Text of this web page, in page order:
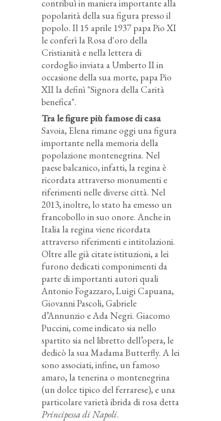
contribuì in maniera importante alla
popolarità della sua figura presso il
popolo. Il 15 aprile 1937 papa Pio XI
le conferì la Rosa d'oro della
Cristianità e nella lettera di
cordoglio inviata a Umberto II in
occasione della sua morte, papa Pio
XII la definì "Signora della Carità
benefica".
Tra le figure più famose di casa
Savoia, Elena rimane oggi una figura
importante nella memoria della
popolazione montenegrina. Nel
paese balcanico, infatti, la regina è
ricordata attraverso monumenti e
riferimenti nelle diverse città. Nel
2013, inoltre, lo stato ha emesso un
francobollo in suo onore. Anche in
Italia la regina viene ricordata
attraverso riferimenti e intitolazioni.
Oltre alle già citate istituzioni, a lei
furono dedicati componimenti da
parte di importanti autori quali
Antonio Fogazzaro, Luigi Capuana,
Giovanni Pascoli, Gabriele
d’Annunzio e Ada Negri. Giacomo
Puccini, come indicato sia nello
spartito sia nel libretto dell’opera, le
dedicò la sua Madama Butterfly. A lei
sono associati, infine, un famoso
amaro, la tenerina o montenegrina
(un dolce tipico del ferrarese), e una
particolare varietà ibrida di rosa detta
Principessa di Napoli.